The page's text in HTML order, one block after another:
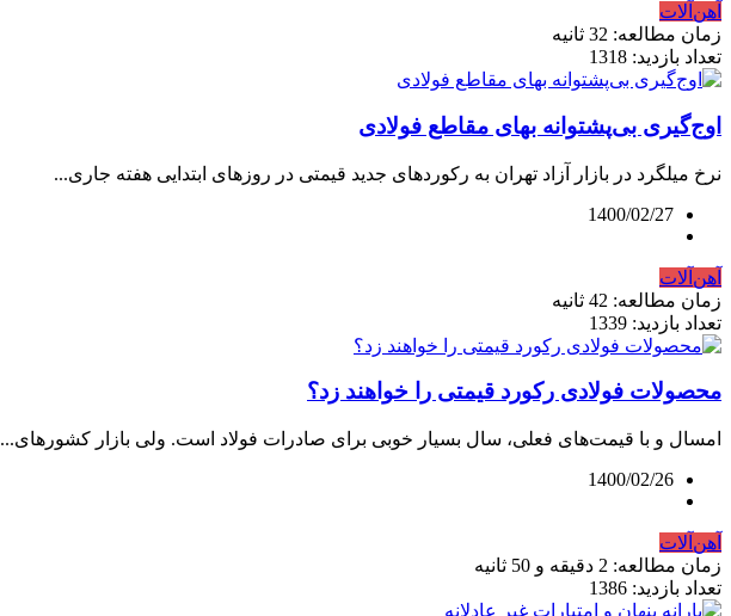
آهن‌آلات
زمان مطالعه: 32 ثانیه
تعداد بازدید: 1318
اوج‌گیری بی‌پشتوانه بهای مقاطع فولادی
نرخ میلگرد در بازار آزاد تهران به رکوردهای جدید قیمتی در روزهای ابتدایی هفته جاری...
1400/02/27
آهن‌آلات
زمان مطالعه: 42 ثانیه
تعداد بازدید: 1339
محصولات فولادی رکورد قیمتی را خواهند زد؟
امسال و با قیمت‌های فعلی، سال بسیار خوبی برای صادرات فولاد است. ولی بازار کشورهای...
1400/02/26
آهن‌آلات
زمان مطالعه: 2 دقیقه و 50 ثانیه
تعداد بازدید: 1386